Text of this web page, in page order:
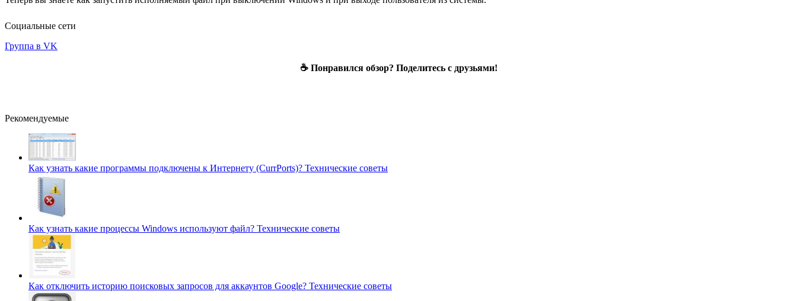
Социальные сети
Группа в VK
☕ Понравился обзор? Поделитесь с друзьями!
Рекомендуемые
Как узнать какие программы подключены к Интернету (CurrPorts)? Технические советы
Как узнать какие процессы Windows используют файл? Технические советы
Как отключить историю поисковых запросов для аккаунтов Google? Технические советы